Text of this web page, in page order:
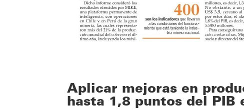
Aplicar mejoras en
hasta 1,8 puntos del